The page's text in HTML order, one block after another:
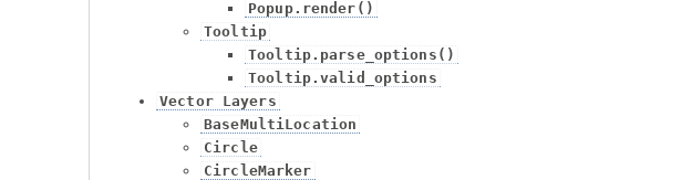
Popup.render()
Tooltip
Tooltip.parse_options()
Tooltip.valid_options
Vector
Layers
BaseMultiLocation
Circle
CircleMarker